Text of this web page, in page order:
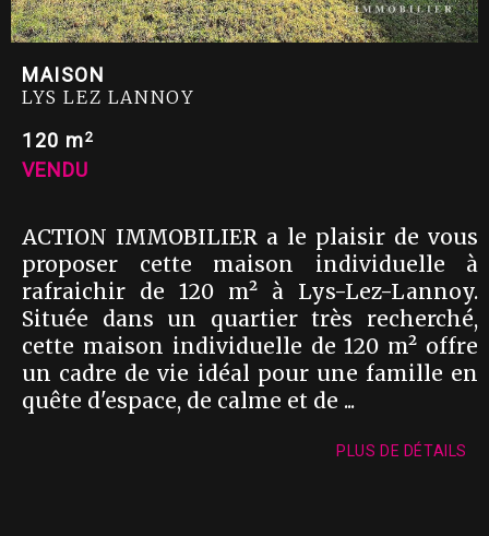
MAISON
LYS LEZ LANNOY
120 m2
VENDU
ACTION IMMOBILIER a le plaisir de vous
proposer cette maison individuelle à
rafraichir de 120 m² à Lys-Lez-Lannoy.
Située dans un quartier très recherché,
cette maison individuelle de 120 m² offre
un cadre de vie idéal pour une famille en
quête d'espace, de calme et de ...
PLUS DE DÉTAILS